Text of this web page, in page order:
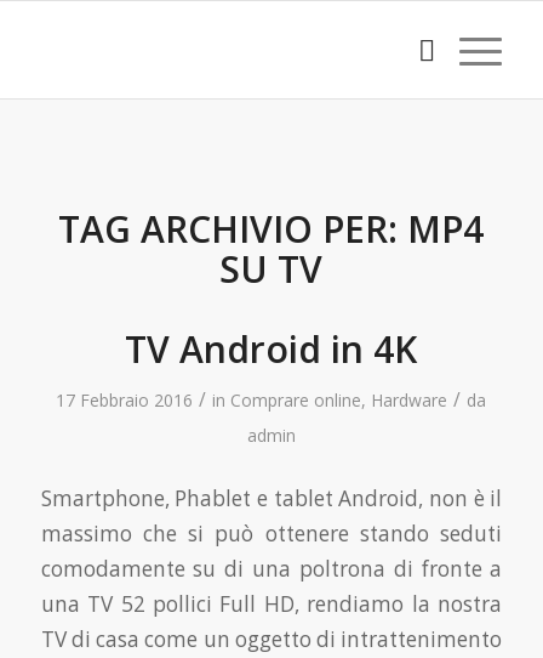
TAG ARCHIVIO PER: MP4
SU TV
TV Android in 4K
17 Febbraio 2016 / in Comprare online, Hardware / da
admin
Smartphone, Phablet e tablet Android, non è il
massimo che si può ottenere stando seduti
comodamente su di una poltrona di fronte a
una TV 52 pollici Full HD, rendiamo la nostra
TV di casa come un oggetto di intrattenimento